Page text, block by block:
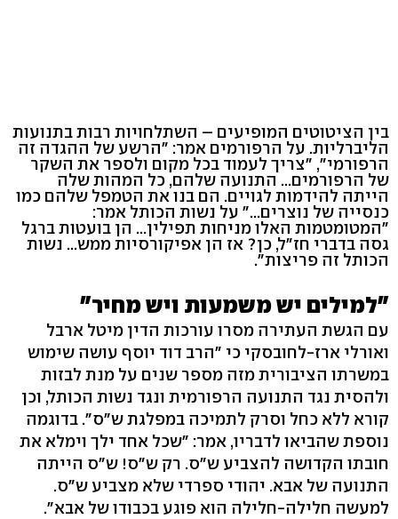
בין הציטוטים המופיעים – השתלחויות רבות בתנועות
הליברליות. על הרפורמים אמר: "הרשע של ההגדה זה
הרפורמי", "צריך לעמוד בכל מקום ולספר את השקר
של הרפורמים... התנועה שלהם, כל המהות שלה
הייתה להידמות לגויים. הם בנו את הטמפל שלהם כמו
כנסייה של נוצרים..." על נשות הכותל אמר:
"המטומטמות האלו מניחות תפילין... הן בועטות ברגל
גסה בדברי חז"ל, כן? אז הן אפיקורסיות ממש... נשות
הכותל זה פריצות".
"למילים יש משמעות ויש מחיר"
עם הגשת העתירה מסרו עורכות הדין מיטל ארבל
ואורלי ארז-לחובסקי כי "הרב דוד יוסף עושה שימוש
במשרתו הציבורית מזה מספר שנים על מנת לבזות
ולהסית נגד התנועה הרפורמית ונגד נשות הכותל, וכן
קורא ללא כחל וסרק לתמיכה במפלגת ש"ס". בדוגמה
נוספת שהביאו לדבריו, אמר: "שכל אחד ילך וימלא את
חובתו הקדושה להצביע ש"ס. רק ש"ס! ש"ס הייתה
התנועה של אבא. יהודי ספרדי שלא מצביע ש"ס.
למעשה חלילה-חלילה הוא פוגע בכבודו של אבא".